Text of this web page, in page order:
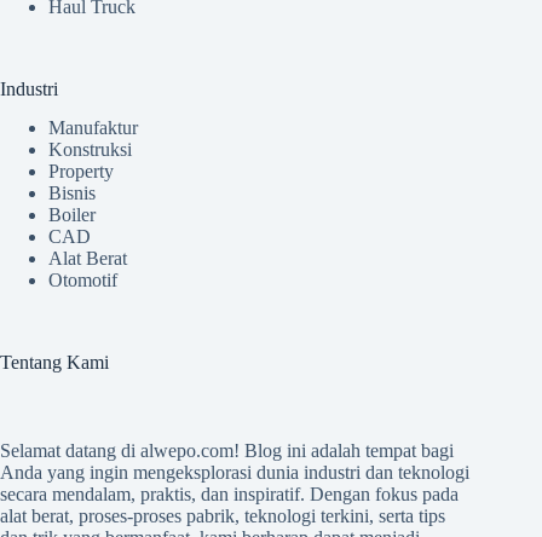
Haul Truck
Industri
Manufaktur
Konstruksi
Property
Bisnis
Boiler
CAD
Alat Berat
Otomotif
Tentang Kami
Selamat datang di alwepo.com! Blog ini adalah tempat bagi
Anda yang ingin mengeksplorasi dunia industri dan teknologi
secara mendalam, praktis, dan inspiratif. Dengan fokus pada
alat berat, proses-proses pabrik, teknologi terkini, serta tips